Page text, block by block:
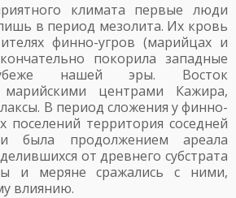
климата первые люди
в период мезолита. Их кровь
финно-угров (марийцах и
покорила западные
нашей эры. Восток
марийскими центрами Кажира,
В период сложения у финно-
поселений территория соседней
была продолжением ареала
от древнего субстрата
и меряне сражались с ними,
влиянию.